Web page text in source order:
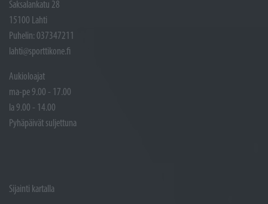
Saksalankatu 28
15100 Lahti
Puhelin: 037347211
lahti@sporttikone.fi
Aukioloajat
ma-pe 9.00 - 17.00
la 9.00 - 14.00
Pyhäpäivät suljettuna
Sijainti kartalla